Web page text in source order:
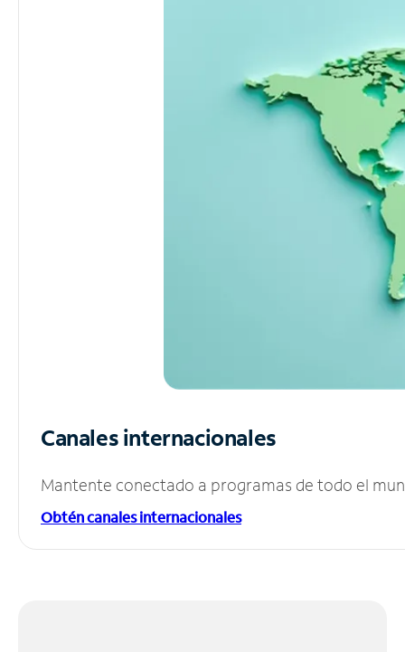
Canales internacionales
Mantente conectado a programas de todo el
Obtén canales internacionales